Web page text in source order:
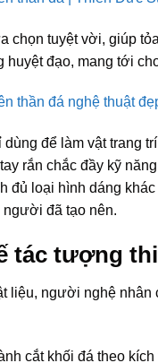
chọn tuyệt vời, giúp
huyệt đạo, mang tới
để làm vật trang
rắn chắc đầy kỹ
đủ loại hình dáng khác
người đã tạo nên.
tác tượng
liệu, người nghệ
cắt khối đá theo